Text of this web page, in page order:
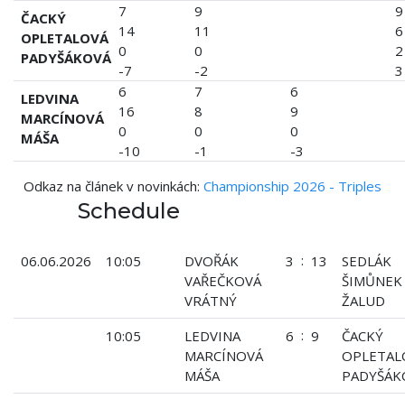
ČACKÝ
OPLETALOVÁ
PADYŠÁKOVÁ
7
14
0
-7
9
11
0
-2
9
6
2
3
LEDVINA
MARCÍNOVÁ
MÁŠA
6
16
0
-10
7
8
0
-1
6
9
0
-3
Odkaz na článek v novinkách: Championship 2026 - Triples
Schedule
06.06.2026 10:05
DVOŘÁK
VAŘEČKOVÁ
VRÁTNÝ
3 : 13
SEDLÁK
ŠIMŮNEK
ŽALUD
10:05
LEDVINA
MARCÍNOVÁ
MÁŠA
6 : 9
ČACKÝ